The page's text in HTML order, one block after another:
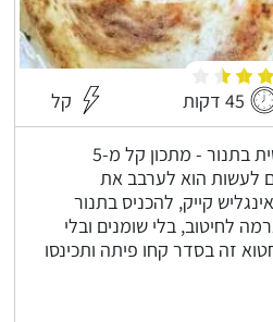
45 דקות קל
שווארמה פילה עוף דיאטטית בתנור - מתכון קל מ-5
לעשות הוא לערבב את
קייק, להכניס בתנור
לחיטוב, בלי שומנים ובלי
זה בסדר קחו פיתה ותכינסו